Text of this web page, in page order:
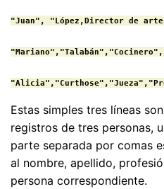
"Juan", "López,Director de
Estas simples tres líneas
registros de tres personas,
parte separada por comas
al nombre, apellido,
persona correspondiente.